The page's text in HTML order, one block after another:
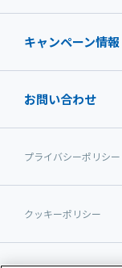
キャンペーン情報
お問い合わせ
プライバシーポリシー
クッキーポリシー